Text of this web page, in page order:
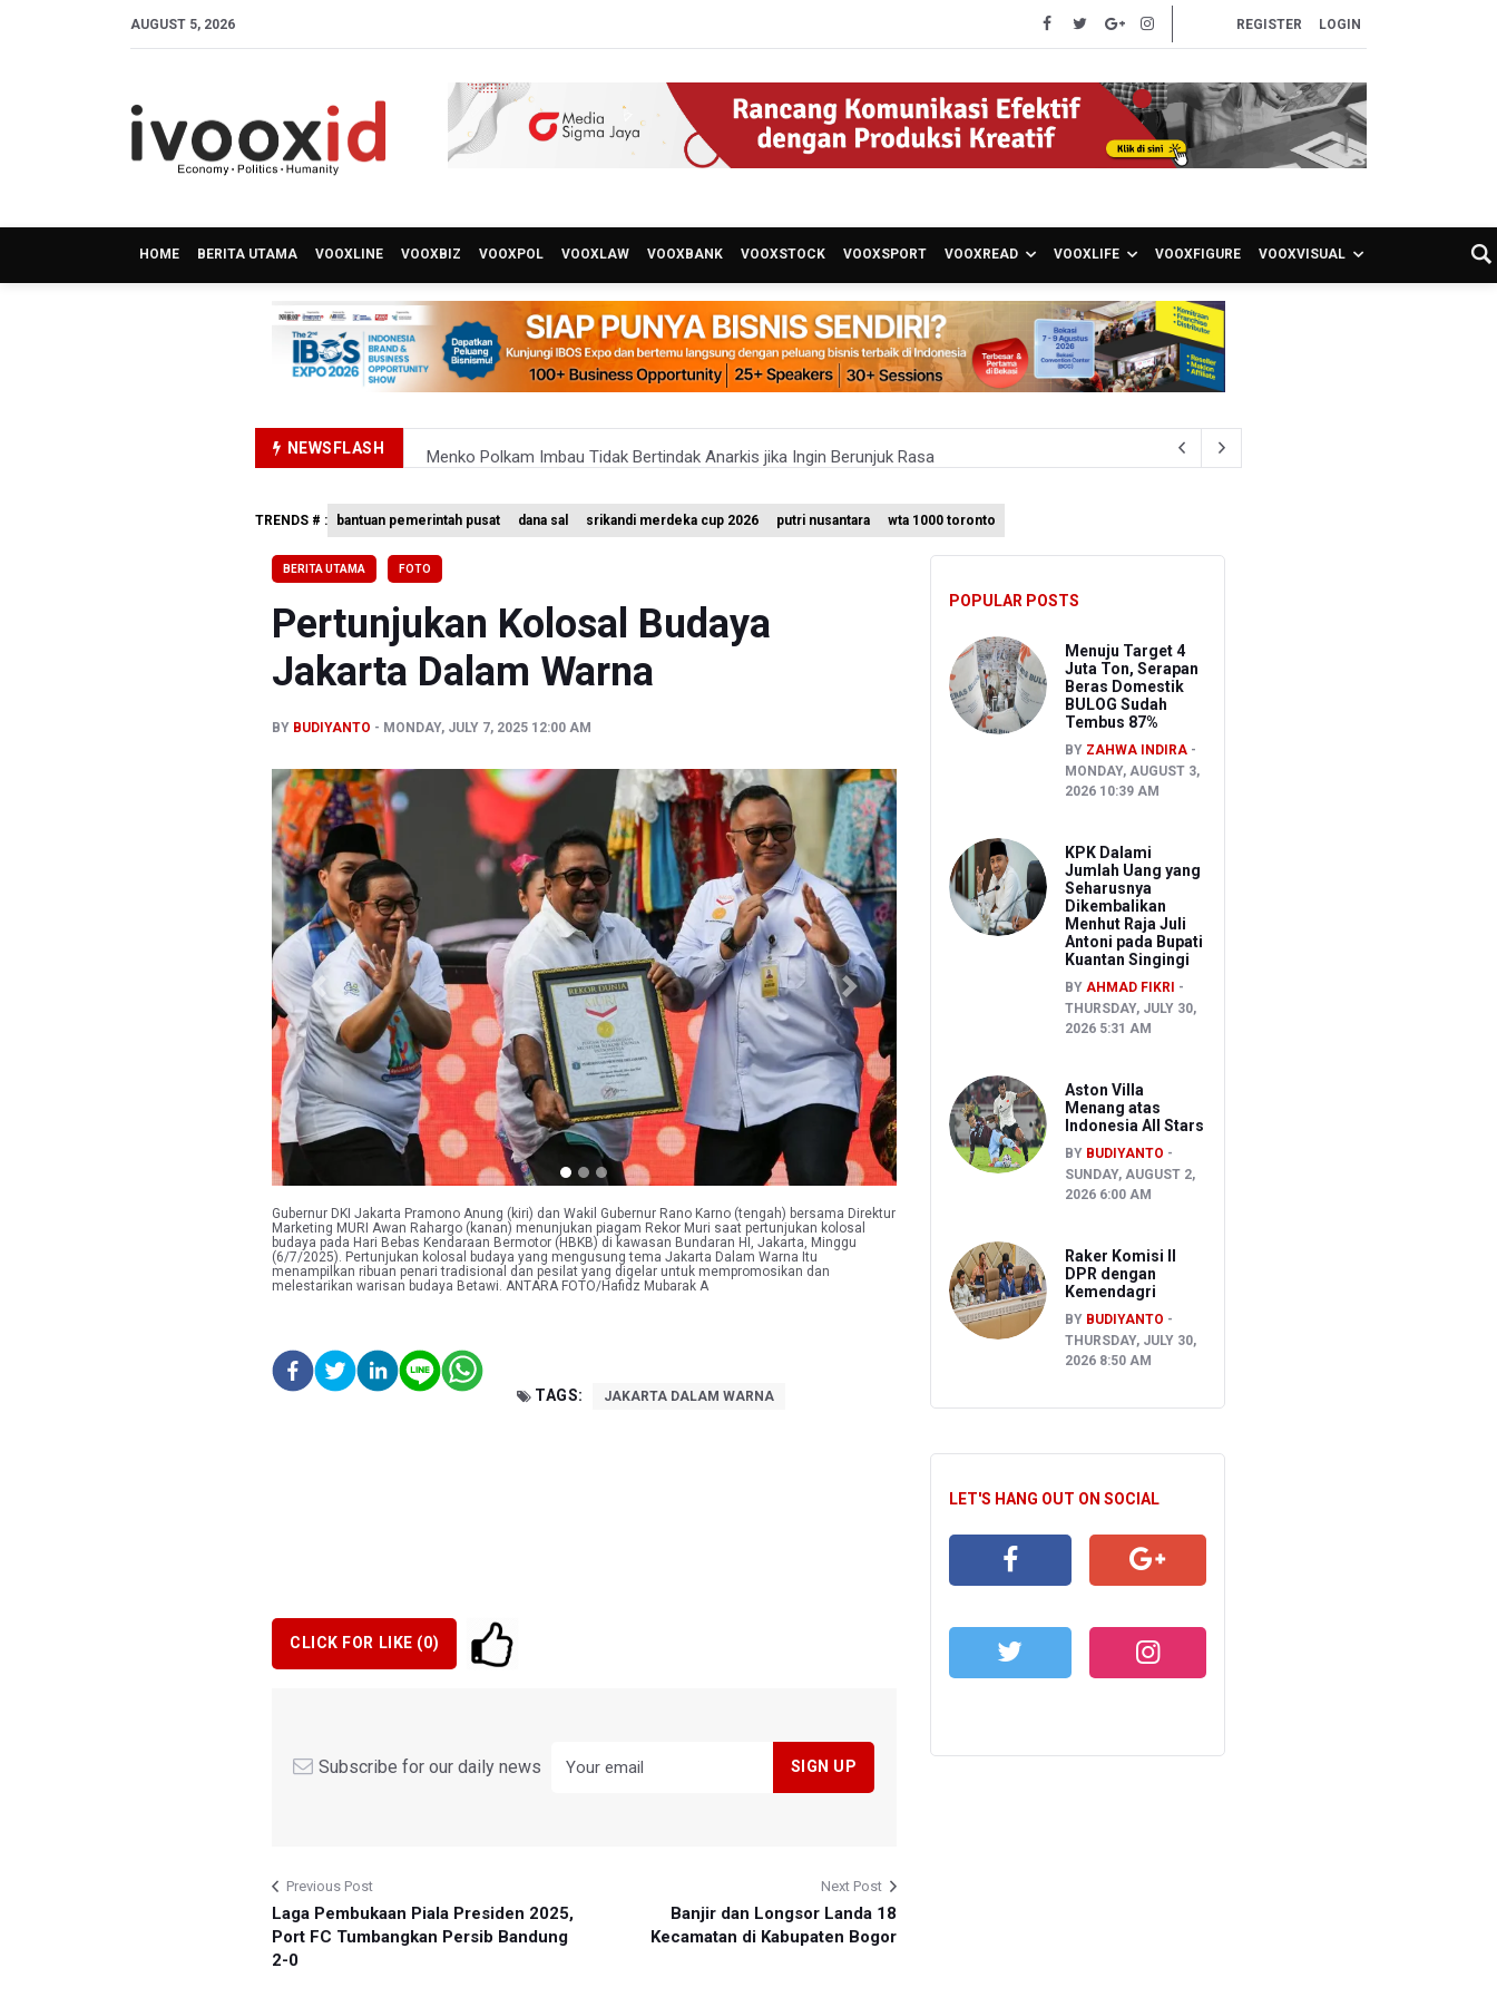
AUGUST 5, 2026 REGISTER LOGIN
HOME BERITA UTAMA VOOXLINE VOOXBIZ VOOXPOL VOOXLAW VOOXBANK VOOXSTOCK VOOXSPORT VOOXREAD VOOXLIFE VOOXFIGURE VOOXVISUAL
NEWSFLASH
Menko Polkam Imbau Tidak Bertindak Anarkis jika Ingin Berunjuk Rasa
Pemerintah Siapkan Stimulus Hadapi Dampak El Nino
Pramono Kembalikan Nama Stasiun LRT Pegangsaan 2 Menjadi Kelapa Gading
Korlantas Catat 16.812 Pelanggaran Plat Nomor Terekam ETLE dengan Teknologi Face Recognition
TRENDS # : bantuan pemerintah pusat dana sal srikandi merdeka cup 2026 putri nusantara wta 1000 toronto
BERITA UTAMA FOTO
Pertunjukan Kolosal Budaya
Jakarta Dalam Warna
BY BUDIYANTO MONDAY, JULY 7, 2025 12:00 AM
Previous Next
Gubernur DKI Jakarta Pramono Anung (kiri) dan Wakil Gubernur Rano Karno (tengah) bersama Direktur
Marketing MURI Awan Rahargo (kanan) menunjukan piagam Rekor Muri saat pertunjukan kolosal
budaya pada Hari Bebas Kendaraan Bermotor (HBKB) di kawasan Bundaran HI, Jakarta, Minggu
(6/7/2025). Pertunjukan kolosal budaya yang mengusung tema Jakarta Dalam Warna Itu
menampilkan ribuan penari tradisional dan pesilat yang digelar untuk mempromosikan dan
melestarikan warisan budaya Betawi. ANTARA FOTO/Hafidz Mubarak A
TAGS: JAKARTA DALAM WARNA
CLICK FOR LIKE (0)
Subscribe for our daily news
Previous Post
Laga Pembukaan Piala Presiden 2025,
Port FC Tumbangkan Persib Bandung
2-0
Next Post
Banjir dan Longsor Landa 18
Kecamatan di Kabupaten Bogor
POPULAR POSTS
Menuju Target 4
Juta Ton, Serapan
Beras Domestik
BULOG Sudah
Tembus 87%
BY ZAHWA INDIRA
MONDAY, AUGUST 3,
2026 10:39 AM
KPK Dalami
Jumlah Uang yang
Seharusnya
Dikembalikan
Menhut Raja Juli
Antoni pada Bupati
Kuantan Singingi
BY AHMAD FIKRI
THURSDAY, JULY 30,
2026 5:31 AM
Aston Villa
Menang atas
Indonesia All Stars
BY BUDIYANTO
SUNDAY, AUGUST 2,
2026 6:00 AM
Raker Komisi II
DPR dengan
Kemendagri
BY BUDIYANTO
THURSDAY, JULY 30,
2026 8:50 AM
LET'S HANG OUT ON SOCIAL